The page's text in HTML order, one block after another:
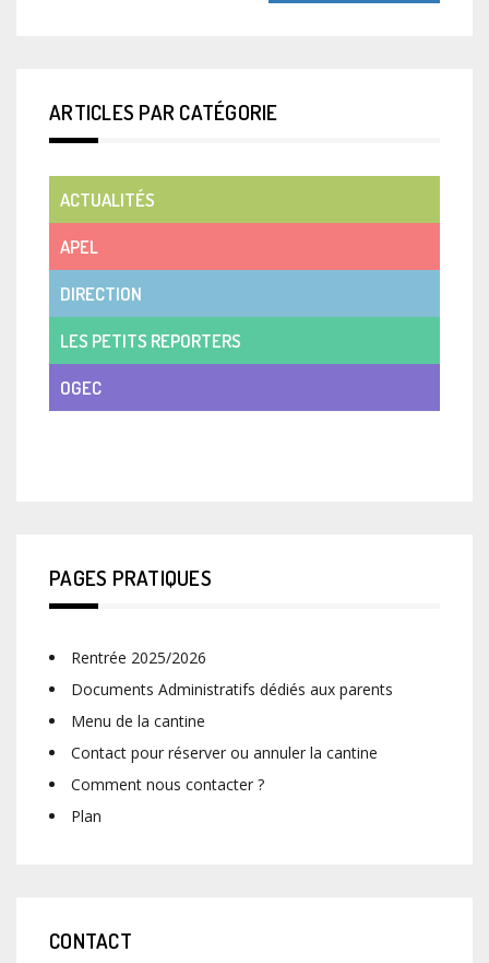
ARTICLES PAR CATÉGORIE
ACTUALITÉS
APEL
DIRECTION
LES PETITS REPORTERS
OGEC
PAGES PRATIQUES
Rentrée 2025/2026
Documents Administratifs dédiés aux parents
Menu de la cantine
Contact pour réserver ou annuler la cantine
Comment nous contacter ?
Plan
CONTACT